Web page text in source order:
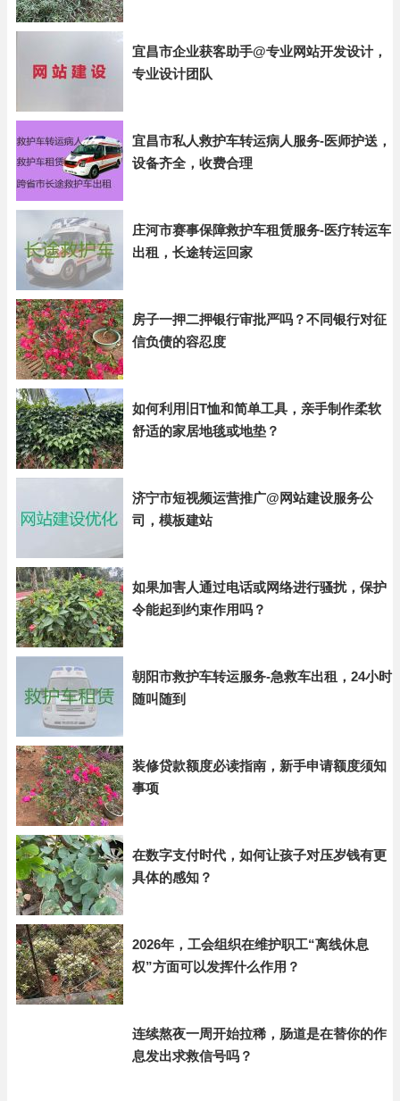
宜昌市企业获客助手@专业网站开发设计，
专业设计团队
宜昌市私人救护车转运病人服务-医师护送，
设备齐全，收费合理
庄河市赛事保障救护车租赁服务-医疗转运车
出租，长途转运回家
房子一押二押银行审批严吗？不同银行对征
信负债的容忍度
如何利用旧T恤和简单工具，亲手制作柔软
舒适的家居地毯或地垫？
济宁市短视频运营推广@网站建设服务公
司，模板建站
如果加害人通过电话或网络进行骚扰，保护
令能起到约束作用吗？
朝阳市救护车转运服务-急救车出租，24小时
随叫随到
装修贷款额度必读指南，新手申请额度须知
事项
在数字支付时代，如何让孩子对压岁钱有更
具体的感知？
2026年，工会组织在维护职工“离线休息
权”方面可以发挥什么作用？
连续熬夜一周开始拉稀，肠道是在替你的作
息发出求救信号吗？